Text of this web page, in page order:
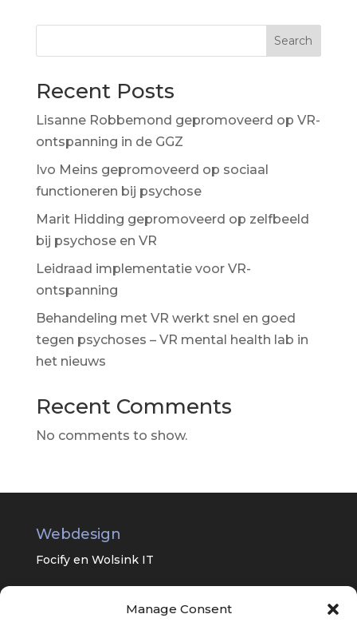
Manage Consent
Search
Recent Posts
Lisanne Robbemond gepromoveerd op VR-
ontspanning in de GGZ
Ivo Meins gepromoveerd op sociaal
functioneren bij psychose
Marit Hidding gepromoveerd op zelfbeeld
bij psychose en VR
Leidraad implementatie voor VR-
ontspanning
Behandeling met VR werkt snel en goed
tegen psychoses – VR mental health lab in
het nieuws
Recent Comments
No comments to show.
Webdesign
Focify en Wolsink IT
Universitair Centrum Psychiatrie van